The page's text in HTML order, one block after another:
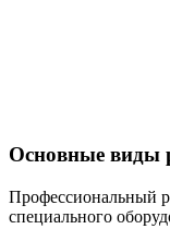
Основные виды
Профессиональный
специального